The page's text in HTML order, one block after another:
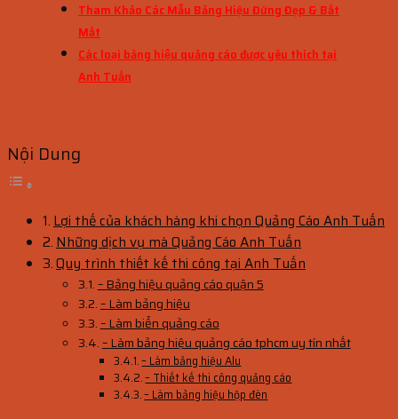
Tham Khảo Các Mẫu Bảng Hiệu Đứng Đẹp & Bắt
Mắt
Các loại bảng hiệu quảng cáo được yêu thích tại
Anh Tuấn
Nội Dung
Lợi thế của khách hàng khi chọn Quảng Cáo Anh Tuấn
Những dịch vụ mà Quảng Cáo Anh Tuấn
Quy trình thiết kế thi công tại Anh Tuấn
– Bảng hiệu quảng cáo quận 5
– Làm bảng hiệu
– Làm biển quảng cáo
– Làm bảng hiệu quảng cáo tphcm uy tín nhất
– Làm bảng hiệu Alu
– Thiết kế thi công quảng cáo
– Làm bảng hiệu hộp đèn